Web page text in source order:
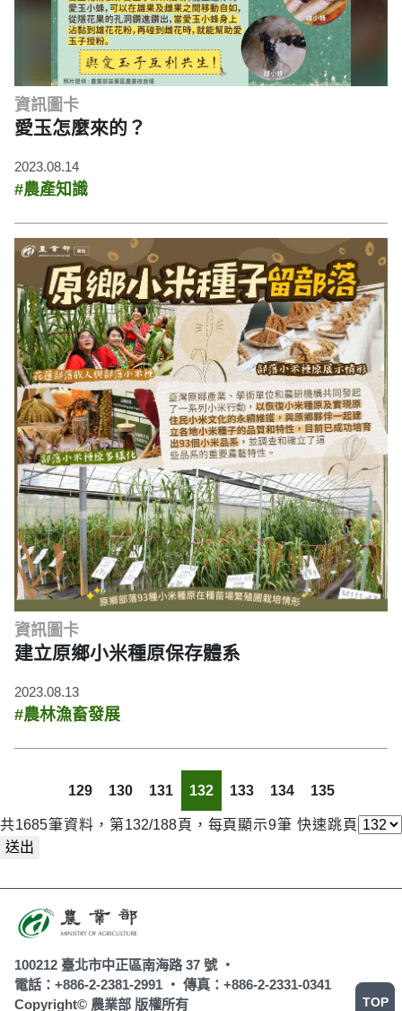
資訊圖卡
愛玉怎麼來的？
2023.08.14
#農產知識
資訊圖卡
建立原鄉小米種原保存體系
2023.08.13
#農林漁畜發展
129 130 131 132 133 134 135
共1685筆資料，第132/188頁，每頁顯示9筆 快速跳頁
送出
100212 臺北市中正區南海路 37 號 ‧
電話：+886-2-2381-2991 ‧ 傳真：+886-2-2331-0341
Copyright© 農業部 版權所有
TOP